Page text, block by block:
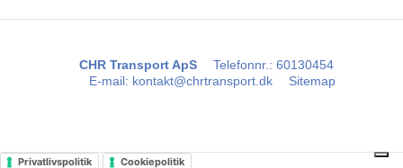
CHR Transport ApS Telefonnr.: 60130454
E-mail: kontakt@chrtransport.dk Sitemap
Privatlivspolitik Cookiepolitik